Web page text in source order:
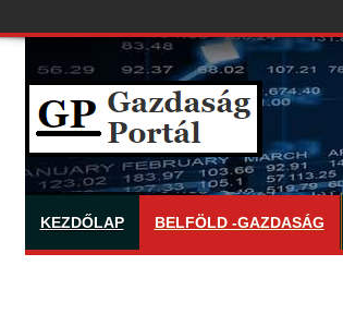
KEZDŐLAP BELFÖLD -GAZDASÁG